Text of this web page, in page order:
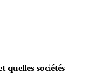
quelles sociétés